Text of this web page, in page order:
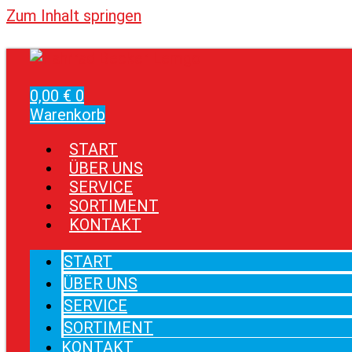
Zum Inhalt springen
0,00 € 0
Warenkorb
START
ÜBER UNS
SERVICE
SORTIMENT
KONTAKT
START
ÜBER UNS
SERVICE
SORTIMENT
KONTAKT